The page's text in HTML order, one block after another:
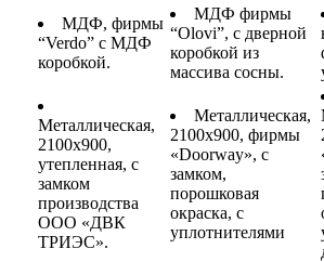
МДФ, фирмы
“Verdo” с МДФ
коробкой.
МДФ фирмы
“Olovi”, с дверной
коробкой из
массива сосны.
Металлическая,
2100х900,
утепленная, с
замком
производства
ООО «ДВК
ТРИЭС».
Металлическая,
2100х900, фирмы
«Doorway», с
замком,
порошковая
окраска, с
уплотнителями